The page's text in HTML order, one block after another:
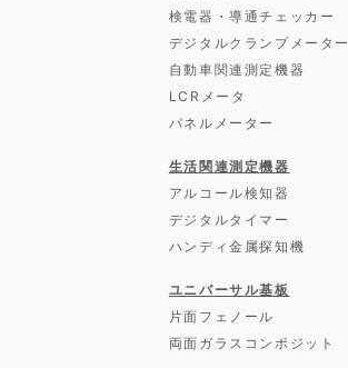
検電器・導通チェッカー
デジタルクランプメーター
自動車関連測定機器
LCRメータ
パネルメーター
生活関連測定機器
アルコール検知器
デジタルタイマー
ハンディ金属探知機
ユニバーサル基板
片面フェノール
両面ガラスコンポジット